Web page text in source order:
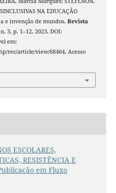
NA EDUCAÇÃO
e invenção de mundos. Revista
3, p. 1–12, 2023. DOI:
em:
rec/article/view/68464. Acesso
ESCOLARES,
RESISTÊNCIA E
em Fluxo